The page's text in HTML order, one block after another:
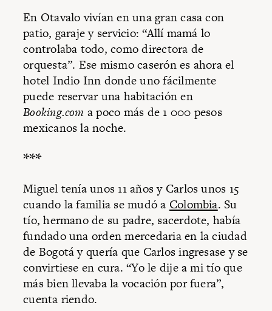
En Otavalo vivían en una gran casa con
patio, garaje y servicio: “Allí mamá lo
controlaba todo, como directora de
orquesta”. Ese mismo caserón es ahora el
hotel Indio Inn donde uno fácilmente
puede reservar una habitación en
Booking.com a poco más de 1 000 pesos
mexicanos la noche.
***
Miguel tenía unos 11 años y Carlos unos 15
cuando la familia se mudó a Colombia. Su
tío, hermano de su padre, sacerdote, había
fundado una orden mercedaria en la ciudad
de Bogotá y quería que Carlos ingresase y se
convirtiese en cura. “Yo le dije a mi tío que
más bien llevaba la vocación por fuera”,
cuenta riendo.